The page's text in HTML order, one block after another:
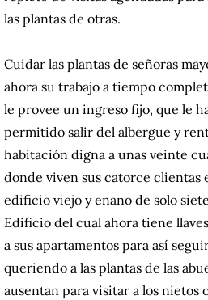
las plantas de otras.
Cuidar las plantas de señoras
ahora su trabajo a tiempo
le provee un ingreso fijo, que le
permitido salir del albergue y
habitación digna a unas veinte
donde viven sus catorce clientas
edificio viejo y enano de solo
Edificio del cual ahora tiene
a sus apartamentos para así
queriendo a las plantas de las
ausentan para visitar a los nietos